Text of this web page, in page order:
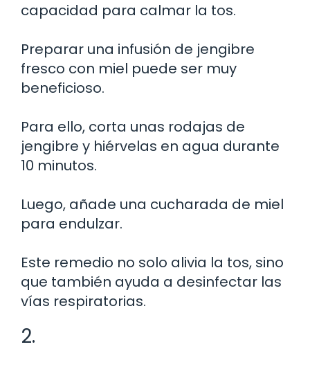
capacidad para calmar la tos.
Preparar una infusión de jengibre
fresco con miel puede ser muy
beneficioso.
Para ello, corta unas rodajas de
jengibre y hiérvelas en agua durante
10 minutos.
Luego, añade una cucharada de miel
para endulzar.
Este remedio no solo alivia la tos, sino
que también ayuda a desinfectar las
vías respiratorias.
2.